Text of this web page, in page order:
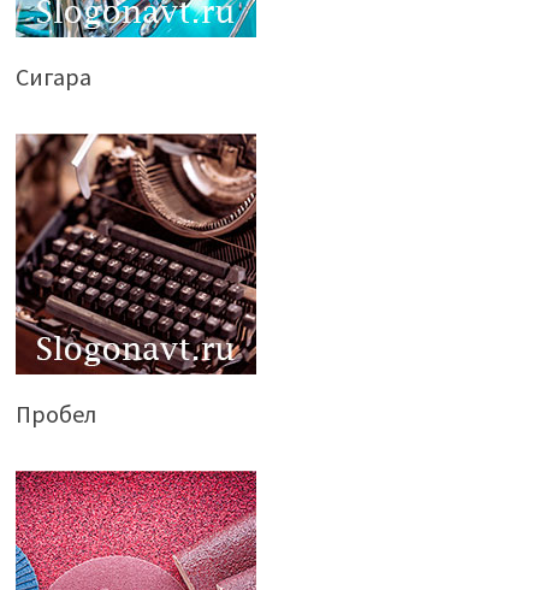
Сигара
Пробел